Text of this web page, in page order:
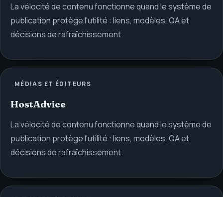
La vélocité de contenu fonctionne quand le système de
publication protège l'utilité : liens, modèles, QA et
décisions de rafraîchissement.
MÉDIAS ET ÉDITEURS
HostAdvice
La vélocité de contenu fonctionne quand le système de
publication protège l'utilité : liens, modèles, QA et
décisions de rafraîchissement.